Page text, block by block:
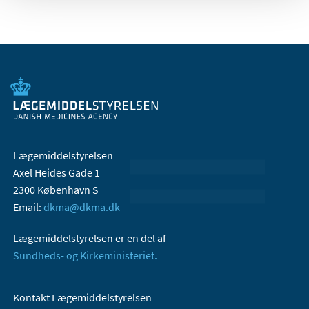
Lægemiddelstyrelsen
Axel Heides Gade 1
2300 København S
Email: dkma@dkma.dk
Lægemiddelstyrelsen er en del af
Sundheds- og Kirkeministeriet.
Kontakt Lægemiddelstyrelsen